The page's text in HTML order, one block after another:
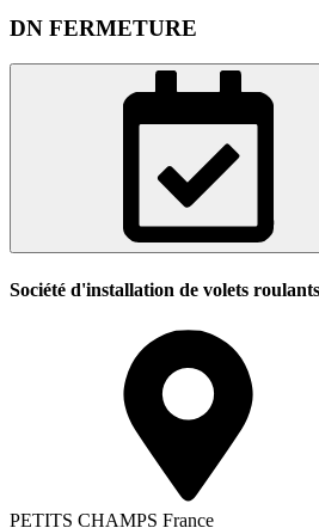
DN FERMETURE
Société d'installation de volets
PETITS CHAMPS France